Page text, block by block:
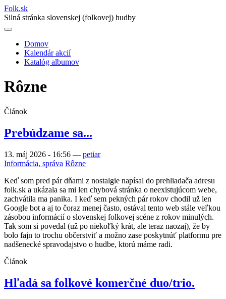
Folk.sk
Silná stránka slovenskej (folkovej) hudby
Main
navigation
Domov
Kalendár akcií
Katalóg albumov
Rôzne
Článok
Prebúdzame sa...
13. máj 2026 - 16:56 — petiar
Informácia, správa Rôzne
Keď som pred pár dňami z nostalgie napísal do prehliadača adresu
folk.sk a ukázala sa mi len chybová stránka o neexistujúcom webe,
zachvátila ma panika. I keď sem pekných pár rokov chodil už len
Google bot a aj to čoraz menej často, ostával tento web stále veľkou
zásobou informácií o slovenskej folkovej scéne z rokov minulých.
Tak som si povedal (už po niekoľký krát, ale teraz naozaj), že by
bolo fajn to trochu občerstviť a možno zase poskytnúť platformu pre
nadšenecké spravodajstvo o hudbe, ktorú máme radi.
Článok
Hľadá sa folkové komerčné duo/trio.